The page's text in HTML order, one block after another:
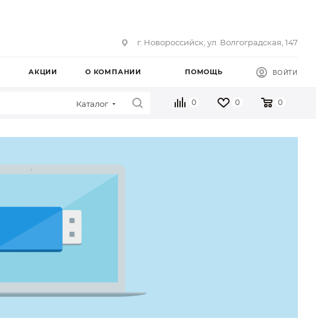
г. Новороссийск, ул. Волгоградская, 147
АКЦИИ О КОМПАНИИ ПОМОЩЬ ВОЙТИ
0 0 0
Каталог